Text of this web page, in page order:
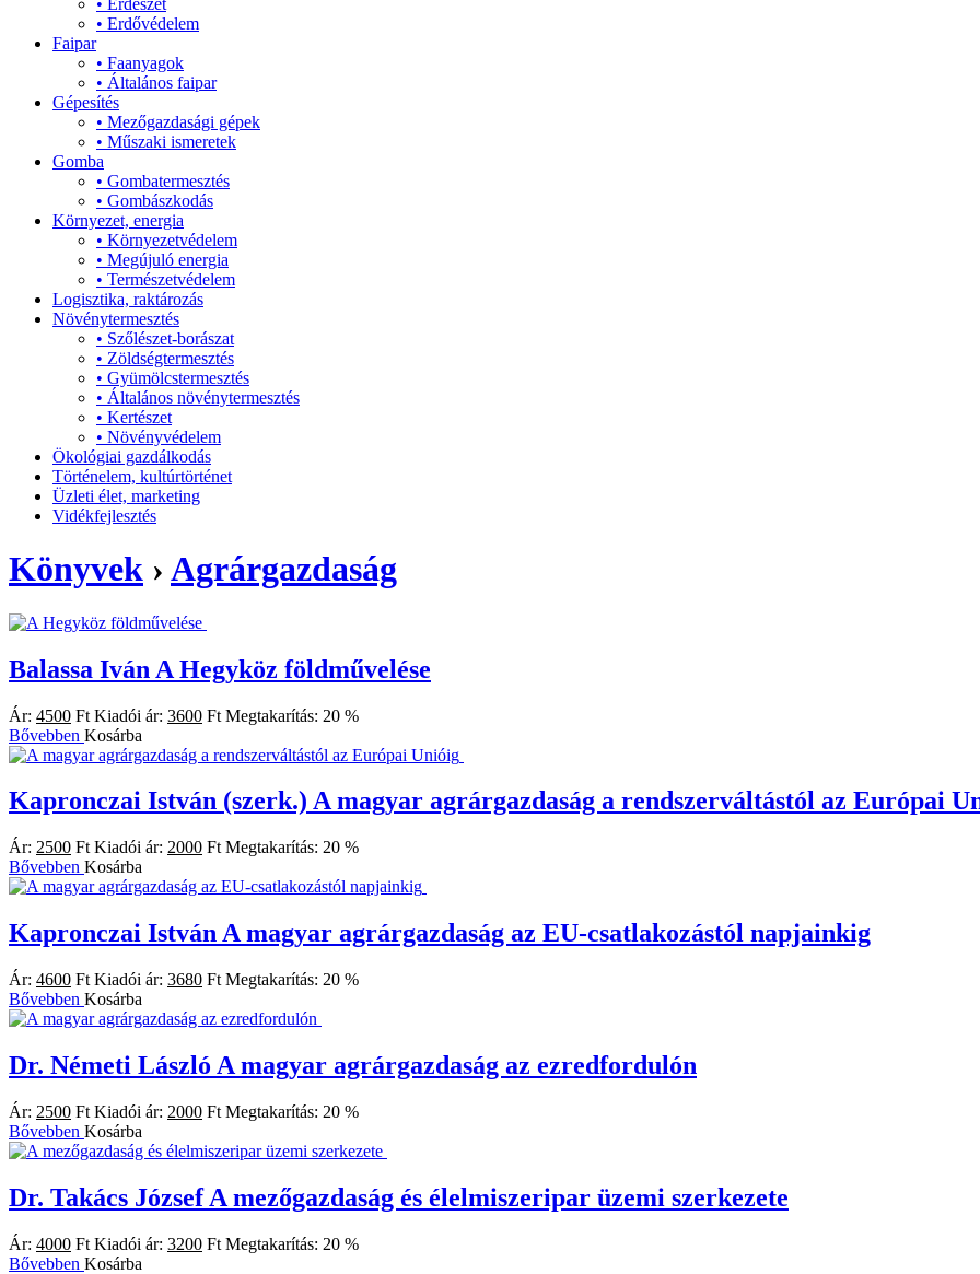
• Erdővédelem
Faipar
• Faanyagok
• Általános faipar
Gépesítés
• Mezőgazdasági gépek
• Műszaki ismeretek
Gomba
• Gombatermesztés
• Gombászkodás
Környezet, energia
• Környezetvédelem
• Megújuló energia
• Természetvédelem
Logisztika, raktározás
Növénytermesztés
• Szőlészet-borászat
• Zöldségtermesztés
• Gyümölcstermesztés
• Általános növénytermesztés
• Kertészet
• Növényvédelem
Ökológiai gazdálkodás
Történelem, kultúrtörténet
Üzleti élet, marketing
Vidékfejlesztés
Könyvek › Agrárgazdaság
Balassa Iván A Hegyköz földművelése
Ár: 4500 Ft Kiadói ár: 3600 Ft Megtakarítás: 20 %
Bővebben Kosárba
Kapronczai István (szerk.) A magyar agrárgazdaság a rendszerváltástól az Európai
Ár: 2500 Ft Kiadói ár: 2000 Ft Megtakarítás: 20 %
Bővebben Kosárba
Kapronczai IstvánA magyar agrárgazdaság az EU-csatlakozástól napjainkig
Ár: 4600 Ft Kiadói ár: 3680 Ft Megtakarítás: 20 %
Bővebben Kosárba
Dr. Németi László A magyar agrárgazdaság az ezredfordulón
Ár: 2500 Ft Kiadói ár: 2000 Ft Megtakarítás: 20 %
Bővebben Kosárba
Dr. Takács József A mezőgazdaság és élelmiszeripar üzemi szerkezete
Ár: 4000 Ft Kiadói ár: 3200 Ft Megtakarítás: 20 %
Bővebben Kosárba